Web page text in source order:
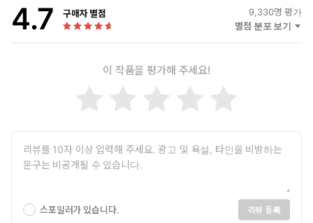
4.7 구매자 별점 9,330명 평가
별점 분포 보기
이 작품을 평가해 주세요!
스포일러가 있습니다. 리뷰 등록